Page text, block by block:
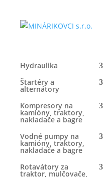
Hydraulika
Štartéry a
alternátory
Kompresory na
kamióny, traktory,
nakladače a bagre
Vodné pumpy na
kamióny, traktory,
nakladače a bagre
Rotavátory za
traktor, mulčovače,